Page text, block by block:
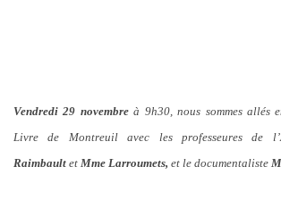
Vendredi 29 novembreà 9h30, nous sommes allés
Livre de Montreuil avec les professeures de
Raimbault et Mme Larroumets, et le documentaliste